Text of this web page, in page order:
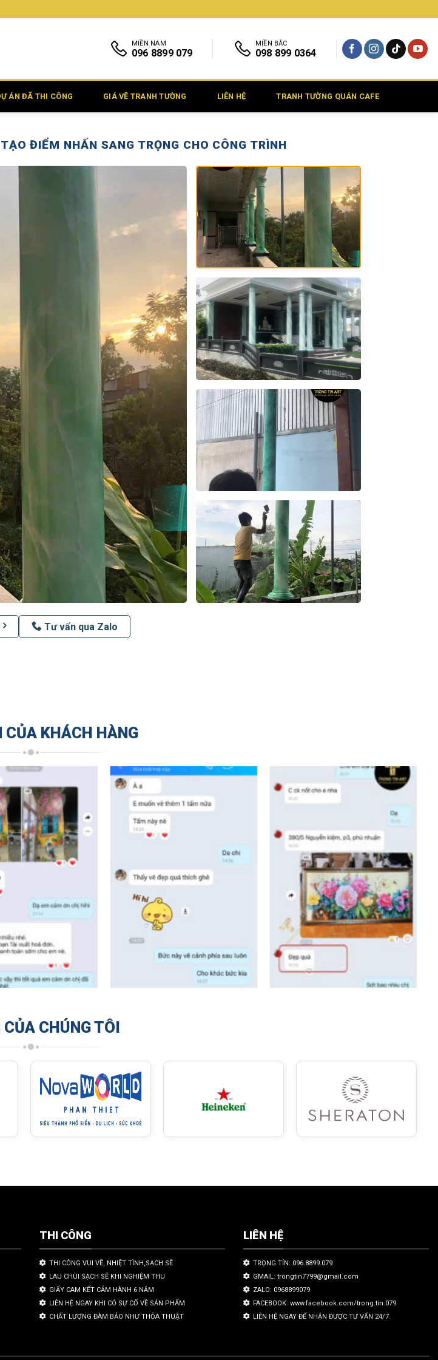
MIỀN NAM
096 8899 079
MIỀN BẮC
098 899 0364
ÁN ĐÃ THI CÔNG GIÁ VẼ TRANH TƯỜNG LIÊN HỆ TRANH TƯỜNG QUÁN CAFE
ĐIỂM NHẤN SANG TRỌNG CHO CÔNG TRÌNH
Tư vấn qua Zalo
CỦA KHÁCH HÀNG
CHÚNG TÔI
THI CÔNG
THI CÔNG VUI VẼ, NHIỆT TÌNH,SẠCH SẼ
LAU CHÙI SẠCH SẼ KHI NGHIỆM THU
GIẤY CAM KẾT CẢM HÀNH 6 NĂM
LIÊN HỆ NGAY KHI CÓ SỰ CỐ VỀ SẢN PHẨM
CHẤT LƯỢNG ĐÀM BẢO NHƯ THỎA THUẬT
LIÊN HỆ
TRỌNG TÍN: 096.8899.079
GMAIL: trongtin7799@gmail.com
ZALO: 0968899079
FACEBOOK: www.facebook.com/trong.tin.079
LIÊN HỆ NGAY ĐỂ NHẬN ĐƯỢC TƯ VẤN 24/7.